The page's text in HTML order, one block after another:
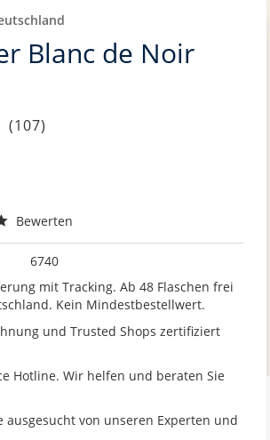
Blanc de Noir
(107)
Bewerten
6740
mit Tracking. Ab 48 Flaschen frei
Kein Mindestbestellwert.
und Trusted Shops zertifiziert
Hotline. Wir helfen und beraten Sie
ausgesucht von unseren Experten und